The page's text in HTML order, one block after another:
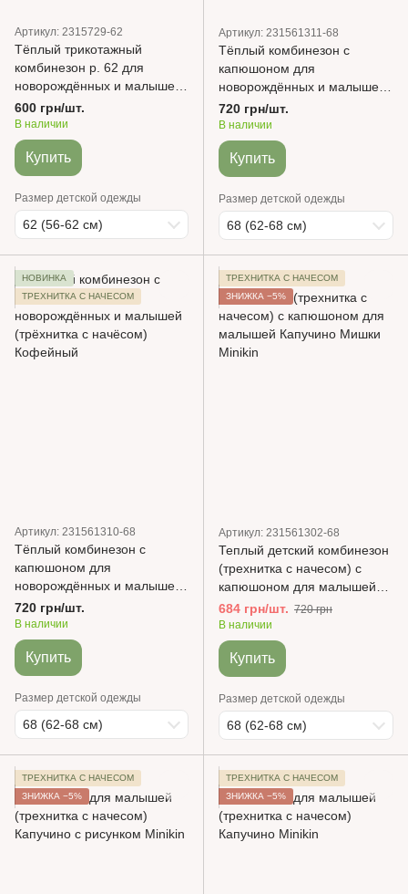
Артикул: 2315729-62
Тёплый трикотажный
комбинезон р. 62 для
новорождённых и малышей
(трёхнитка с начёсом)
Молочный
600 грн/шт.
В наличии
Купить
Размер детской одежды
62 (56-62 см)
Артикул: 231561311-68
Тёплый комбинезон с
капюшоном для
новорождённых и малышей
(трёхнитка с начёсом)
Дымчасто-серый
720 грн/шт.
В наличии
Купить
Размер детской одежды
68 (62-68 см)
НОВИНКА
ТРЕХНИТКА С НАЧЕСОМ
Артикул: 231561310-68
Тёплый комбинезон с
капюшоном для
новорождённых и малышей
(трёхнитка с начёсом)
Кофейный
720 грн/шт.
В наличии
Купить
Размер детской одежды
68 (62-68 см)
ТРЕХНИТКА С НАЧЕСОМ
ЗНИЖКА −5%
Артикул: 231561302-68
Теплый детский комбинезон
(трехнитка с начесом) с
капюшоном для малышей
Капучино Мишки Minikin
684 грн/шт. 720 грн
В наличии
Купить
Размер детской одежды
68 (62-68 см)
ТРЕХНИТКА С НАЧЕСОМ
ЗНИЖКА −5%
ТРЕХНИТКА С НАЧЕСОМ
ЗНИЖКА −5%